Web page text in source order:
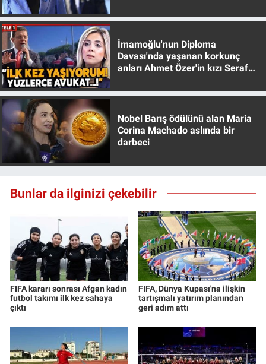
İmamoğlu'nun Diploma
Davası'nda yaşanan korkunç
anları Ahmet Özer'in kızı Seraf
Nobel Barış ödülünü alan Maria
Corina Machado aslında bir
darbeci
Bunlar da ilginizi çekebilir
FIFA kararı sonrası Afgan kadın
futbol takımı ilk kez sahaya
çıktı
FIFA, Dünya Kupası'na ilişkin
tartışmalı yatırım planından
geri adım attı
Türkiye'nin Geleceği
Türkiye'nin Gündemi
Yerel Gündem
Yerel Yaşam
Canlı Yayın